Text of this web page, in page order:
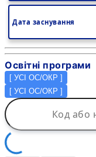
Дата заснування
Освітні програми
[ УСІ ОС/ОКР ]
[ УСІ ОС/ОКР ]